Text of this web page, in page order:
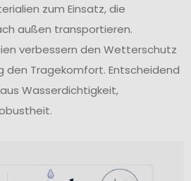
zum Einsatz, die
außen transportieren.
verbessern den Wetterschutz
den Tragekomfort. Entscheidend
Wasserdichtigkeit,